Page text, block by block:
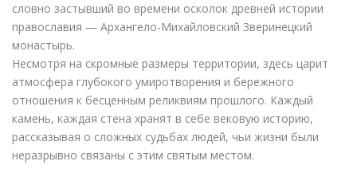
словно застывший во времени осколок древней истории
православия — Архангело-Михайловский Зверинецкий
монастырь.
Несмотря на скромные размеры территории, здесь царит
атмосфера глубокого умиротворения и бережного
отношения к бесценным реликвиям прошлого. Каждый
камень, каждая стена хранят в себе вековую историю,
рассказывая о сложных судьбах людей, чьи жизни были
неразрывно связаны с этим святым местом.